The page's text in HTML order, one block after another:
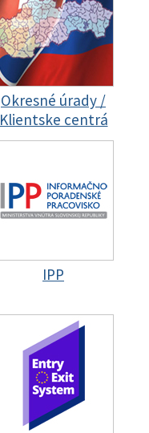
Okresné úrady /
Klientske centrá
IPP